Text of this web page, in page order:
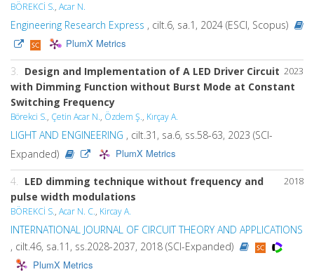
BÖREKCİ S., Acar N.
Engineering Research Express , cilt.6, sa.1, 2024 (ESCI, Scopus)
PlumX Metrics
2023
3. Design and Implementation of A LED Driver Circuit
with Dimming Function without Burst Mode at Constant
Switching Frequency
Börekci S., Çetin Acar N., Özdem Ş., Kırçay A.
LIGHT AND ENGINEERING , cilt.31, sa.6, ss.58-63, 2023 (SCI-
Expanded)
PlumX Metrics
2018
4. LED dimming technique without frequency and
pulse width modulations
BÖREKCİ S., Acar N. C., Kircay A.
INTERNATIONAL JOURNAL OF CIRCUIT THEORY AND APPLICATIONS
, cilt.46, sa.11, ss.2028-2037, 2018 (SCI-Expanded)
PlumX Metrics